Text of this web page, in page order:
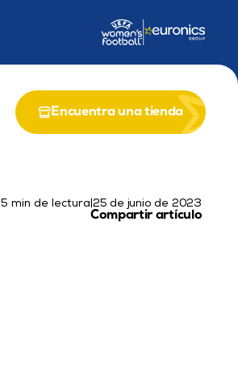
Asociación con el Programa LIFE de la UE
Encuentra una tienda
5 min de lectura|25 de junio de 2023
Compartir artículo